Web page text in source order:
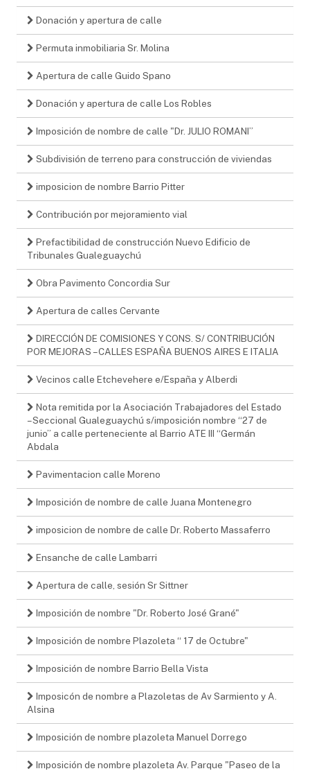
Donación y apertura de calle
Permuta inmobiliaria Sr. Molina
Apertura de calle Guido Spano
Donación y apertura de calle Los Robles
Imposición de nombre de calle "Dr. JULIO ROMANI”
Subdivisión de terreno para construcción de viviendas
imposicion de nombre Barrio Pitter
Contribución por mejoramiento vial
Prefactibilidad de construcción Nuevo Edificio de
Tribunales Gualeguaychú
Obra Pavimento Concordia Sur
Apertura de calles Cervante
DIRECCIÓN DE COMISIONES Y CONS. S/ CONTRIBUCIÓN
POR MEJORAS – CALLES ESPAÑA BUENOS AIRES E ITALIA
Vecinos calle Etchevehere e/España y Alberdi
Nota remitida por la Asociación Trabajadores del Estado
– Seccional Gualeguaychú s/imposición nombre “27 de
junio” a calle perteneciente al Barrio ATE III “Germán
Abdala
Pavimentacion calle Moreno
Imposición de nombre de calle Juana Montenegro
imposicion de nombre de calle Dr. Roberto Massaferro
Ensanche de calle Lambarri
Apertura de calle, sesión Sr Sittner
Imposición de nombre "Dr. Roberto José Grané"
Imposición de nombre Plazoleta “ 17 de Octubre"
Imposición de nombre Barrio Bella Vista
Imposicón de nombre a Plazoletas de Av Sarmiento y A.
Alsina
Imposición de nombre plazoleta Manuel Dorrego
Imposición de nombre plazoleta Av. Parque "Paseo de la